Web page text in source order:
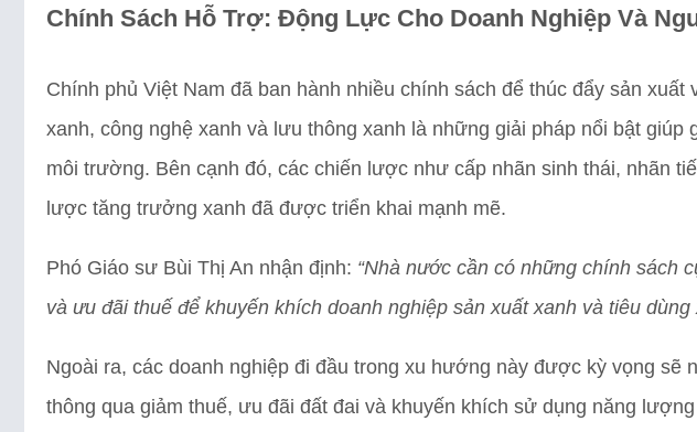
Chính Sách Hỗ Trợ: Động Lực Cho Doanh Nghiệp Và
Chính phủ Việt Nam đã ban hành nhiều chính sách để thúc đẩy sản xuất
xanh, công nghệ xanh và lưu thông xanh là những giải pháp nổi bật giúp
môi trường. Bên cạnh đó, các chiến lược như cấp nhãn sinh thái, nhãn
lược tăng trưởng xanh đã được triển khai mạnh mẽ.
Phó Giáo sư Bùi Thị An nhận định: “Nhà nước cần có những chính sách
và ưu đãi thuế để khuyến khích doanh nghiệp sản xuất xanh và tiêu dùng
Ngoài ra, các doanh nghiệp đi đầu trong xu hướng này được kỳ vọng sẽ
thông qua giảm thuế, ưu đãi đất đai và khuyến khích sử dụng năng